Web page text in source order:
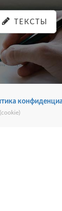
ТЕКСТЫ